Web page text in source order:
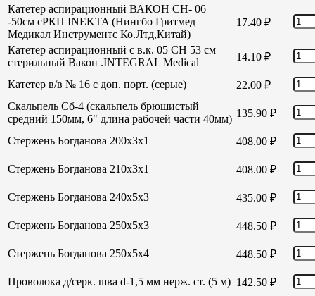
Катетер аспирационный ВАКОН СН- 06
-50см сРКП INEKTA (Нингбо Гритмед
Медикал Инструментс Ко.Лтд,Китай)
17.40 ₽
Катетер аспирационный с в.к. 05 СН 53 см
стерильный Вакон .INTEGRAL Medical
14.10 ₽
Катетер в/в № 16 с доп. порт. (серые) 22.00 ₽
Скальпель Сб-4 (скальпель брюшистый
средний 150мм, 6" длина рабочей части 40мм) 135.90 ₽
Стержень Богданова 200х3х1 408.00 ₽
Стержень Богданова 210х3х1 408.00 ₽
Стержень Богданова 240х5х3 435.00 ₽
Стержень Богданова 250х5х3 448.50 ₽
Стержень Богданова 250х5х4 448.50 ₽
Проволока д/серк. шва d-1,5 мм нерж. ст. (5 м) 142.50 ₽